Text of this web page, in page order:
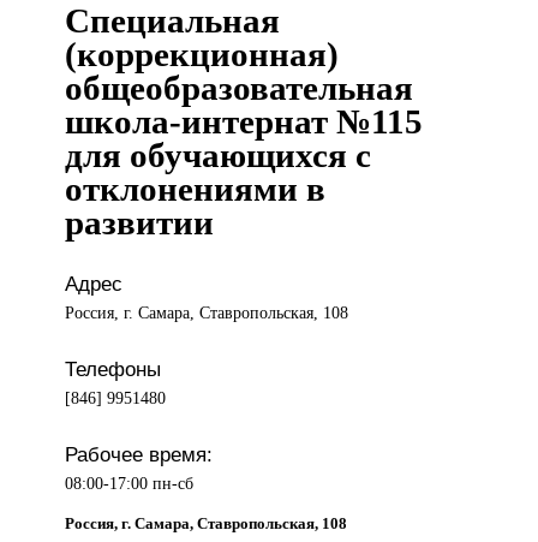
Специальная
(коррекционная)
общеобразовательная
школа-интернат №115
для обучающихся с
отклонениями в
развитии
Адрес
Россия, г. Самара, Ставропольская, 108
Телефоны
[846] 9951480
Рабочее время:
08:00-17:00 пн-сб
Россия, г. Самара, Ставропольская, 108